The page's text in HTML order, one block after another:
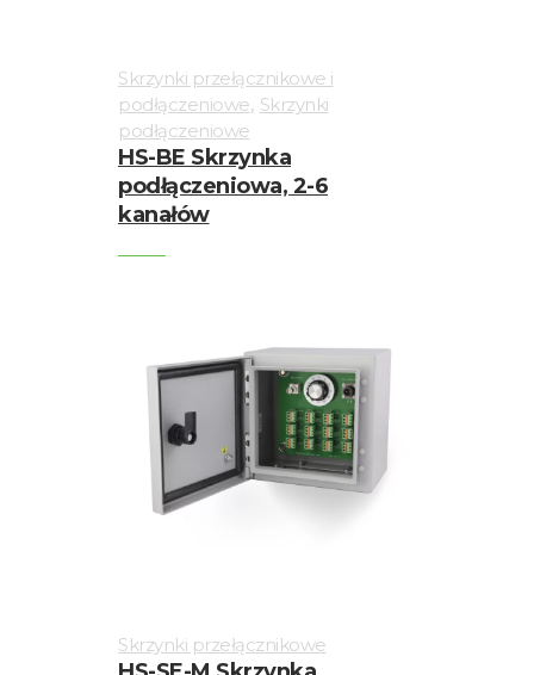
Skrzynki przełącznikowe i
podłączeniowe, Skrzynki
podłączeniowe
HS-BE Skrzynka
podłączeniowa, 2-6
kanałów
Skrzynki przełącznikowe